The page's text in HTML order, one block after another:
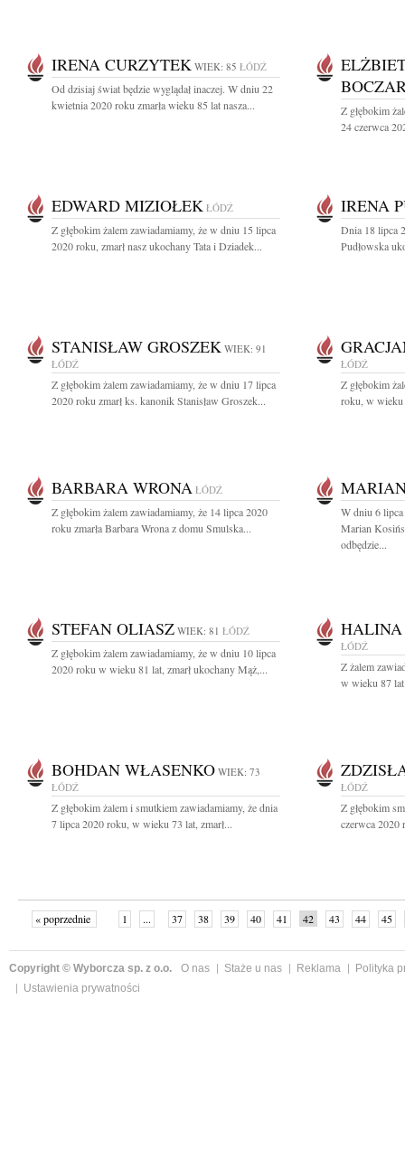
IRENA CURZYTEK WIEK: 85 ŁÓDŹ
Od dzisiaj świat będzie wyglądał inaczej. W dniu 22
kwietnia 2020 roku zmarła wieku 85 lat nasza...
Z głębokim
24 czerwca
EDWARD MIZIOŁEK ŁÓDŹ
Z głębokim żalem zawiadamiamy, że w dniu 15 lipca
2020 roku, zmarł nasz ukochany Tata i Dziadek...
IRENA
Dnia 18 lipca
Pudłowska
STANISŁAW GROSZEK WIEK: 91
ŁÓDŹ
Z głębokim żalem zawiadamiamy, że w dniu 17 lipca
2020 roku zmarł ks. kanonik Stanisław Groszek...
ŁÓDŹ
Z głębokim
roku, w wieku
BARBARA WRONA ŁÓDŹ
Z głębokim żalem zawiadamiamy, że 14 lipca 2020
roku zmarła Barbara Wrona z domu Smulska...
W dniu 6
Marian
odbędzie...
STEFAN OLIASZ WIEK: 81 ŁÓDŹ
Z głębokim żalem zawiadamiamy, że w dniu 10 lipca
2020 roku w wieku 81 lat, zmarł ukochany Mąż,...
HALINA
ŁÓDŹ
Z żalem
w wieku 87 lat
BOHDAN WŁASENKO WIEK: 73
ŁÓDŹ
Z głębokim żalem i smutkiem zawiadamiamy, że dnia
7 lipca 2020 roku, w wieku 73 lat, zmarł...
ŁÓDŹ
Z głębokim
czerwca 2020
« poprzednie 1 ... 37 38 39 40 41 42 43 44
45
Copyright © Wyborcza sp. z o.o. O nas Staże u nas Reklama
Polityka
Ustawienia prywatności